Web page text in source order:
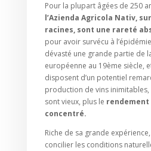
Pour la plupart âgées de 250
l’Azienda Agricola Nativ,
racines, sont une rareté
pour avoir survécu à
dévasté une grande partie de
européenne au 19ème siècle,
disposent d’un potentiel
production de vins inimitables,
sont vieux, plus le
concentré.
Riche de sa grande
concilier les conditions